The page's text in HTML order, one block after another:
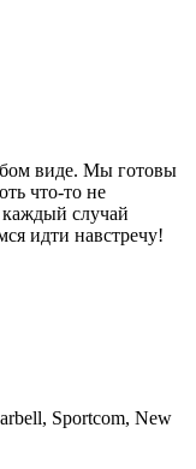
виде. Мы готовы
что-то не
случай
идти навстречу!
Sportcom, New